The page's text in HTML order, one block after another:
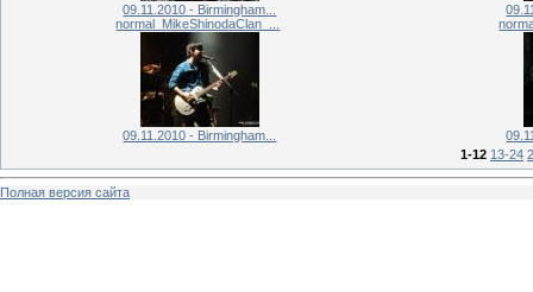
09.11.2010 - Birmingham...
normal_MikeShinodaClan_...
09.11.2010 - Birmingham...
1-12 13-24
Полная версия сайта